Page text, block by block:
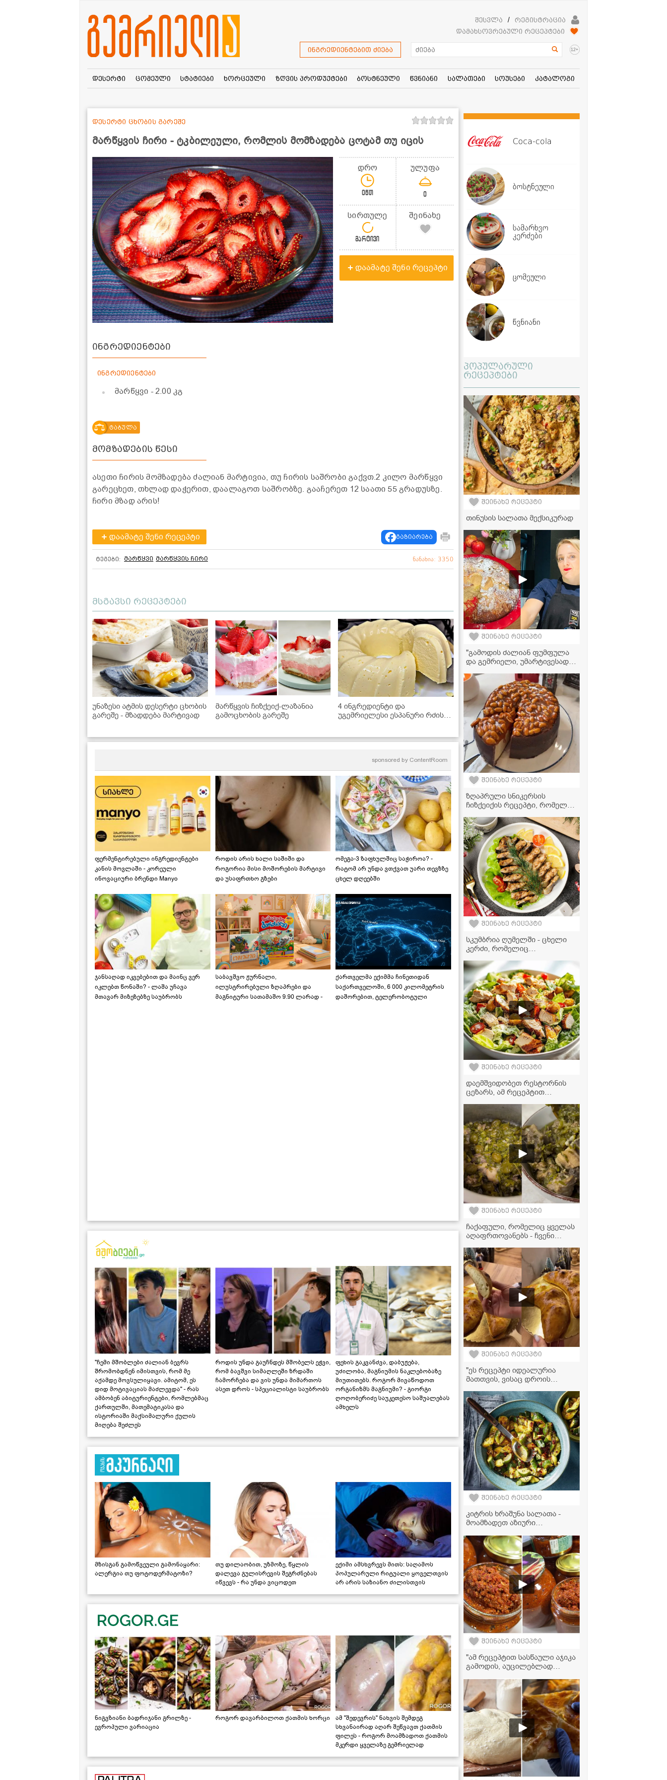
შესვლა /
რეგისტრაცია
დამახსოვრებული რეცეპტები
ინგრედიენტებით ძიება 12+
დესერტი ცომეული სტატიები ხორცეული ზღვის პროდუქტები ბოსტნეული წვნიანი სალათები სოუსები კატალოგი
მარწყვის ჩირი - ტკბილეული, რომლის მომზადება ცოტამ თუ იცის
დესერტი ცხობის გარეშე
დრო
0წთ
ულუფა
0
სირთულე
მარტივი
შეინახე
დაამატე შენი რეცეპტი
ინგრედიენტები
ინგრედიენტები
მარწყვი - 2.00 კგ
ტაბულა
მომზადების წესი
ასეთი ჩირის მომზადება ძალიან მარტივია, თუ ჩირის საშრობი გაქვთ.2 კილო მარწყვი
გარეცხეთ, თხლად დაჭერით, დაალაგოთ საშრობზე. გააჩერეთ 12 საათი 55 გრადუსზე.
ჩირი მზად არის!
დაამატე შენი რეცეპტი გაზიარება
ტეგები: მარწყვი მარწყვის ჩირი ნანახია: 3350
მსგავსი რეცეპტები
უნაზესი ატმის დესერტი ცხობის
გარეშე - მზადდება მარტივად
მარწყვის ჩიზქეიქ-ლაზანია
გამოცხობის გარეშე
4 ინგრედიენტი და
უგემრიელესი ესპანური რძის
sponsored by ContentRoom
ფერმენტირებული ინგრედიენტები
კანის მოვლაში - კორეული
ინოვაციური ბრენდი Manyo
როდის არის ხალი საშიში და
როგორია მისი მოშორების მარტივი
და უსაფრთხო გზები
ომეგა-3 ზაფხულშიც საჭიროა? -
რატომ არ უნდა ვთქვათ უარი თევზზე
ცხელ დღეებში
ჯანსაღად იკვებებით და მაინც ვერ
იკლებთ წონაში? - ლაშა უჩავა
მთავარ მიზეზებზე საუბრობს
საბავშვო ჟურნალი,
ილუსტრირებული ზღაპრები და
მაგნიტური სათამაშო 9.90 ლარად -
ქართველმა ექიმმა ჩინეთიდან
საქართველოში, 6 000 კილომეტრის
დაშორებით, ტელერობოტული
"ჩემი მშობლები ძალიან ბევრს
შრომობდნენ იმისთვის, რომ მე
აქამდე მოვსულიყავი. ამიტომ, ეს
დიდ მოტივაციას მაძლევდა" - რას
ამბობენ აბიტურიენტები, რომლებმაც
ქართულში, მათემატიკასა და
ისტორიაში მაქსიმალური ქულის
მიღება შეძლეს
როდის უნდა გაუჩნდეს მშობელს ეჭვი,
რომ ბავშვი სიმაღლეში ზრდაში
ჩამორჩება და ვის უნდა მიმართოს
ასეთ დროს - სპეციალისტი საუბრობს
ფეხის გაკვანძვა, დაბუჟება,
უძილობა, მაგნიუმის ნაკლებობაზე
მიუთითებს. როგორ მივაწოდოთ
ორგანიზმს მაგნიუმი? - გიორგი
ღოღობერიძე საუკეთესო საშუალებას
ამხელს
მზისგან გამოწვეული გამონაყარი:
ალერგია თუ ფოტოდერმატოზი?
თუ დილაობით, უზმოზე, წყლის
დალევა გულისრევის შეგრძნებას
იწვევს - რა უნდა ვიცოდეთ
ექიმი ამსხვრევს მითს: საღამოს
პოპულარული რიტუალი ყოველთვის
არ არის საზიანო ძილისთვის
ნიგვზიანი ბადრიჯანი გრილზე -
ევროპული ვარიაცია
როგორ დავარბილოთ ქათმის ხორცი
ამ "შედევრის" ნახვის შემდეგ
სხვანაირად აღარ შეწვავთ ქათმის
ფილეს - როგორ მოამზადოთ ქათმის
მკერდი ყველაზე გემრიელად
Coca-cola
ბოსტნეული
სამარხვო
კერძები
ცომეული
წვნიანი
პოპულარული
რეცეპტები
შეინახე რეცეპტი
თინუსის სალათა მექსიკურად
შეინახე რეცეპტი
"გამოდის ძალიან ფუმფულა
და გემრიელი, უმარტივესად
ვიდეორეცეპტი
შეინახე რეცეპტი
ზღაპრული სნიკერსის
ჩიზქეიქის რეცეპტი, რომელიც
შეინახე რეცეპტი
სკუმბრია ღუმელში - ცხელი
კერძი, რომელიც
დაამშვენებს
შეინახე რეცეპტი
დაემშვიდობეთ რესტორნის
ცეზარს, ამ რეცეპტით
შეინახე რეცეპტი
ჩაქაფული, რომელიც ყველას
აღაფრთოვანებს - ჩვენი
შეინახე რეცეპტი
"ეს რეცეპტი იდეალურია
მათთვის, ვისაც დროის
მაწვნის ცომს, რომელიც არ
საჭიროებს ამოფუებას" -
გურული ღვეზელის რეცეპტი
შეინახე რეცეპტი
კიტრის ხრაშუნა სალათა -
მოამზადეთ აზიური
შეინახე რეცეპტი
"ამ რეცეპტით სასწაული აჯიკა
გამოდის, აუცილებლად
ვიდეორეცეპტი